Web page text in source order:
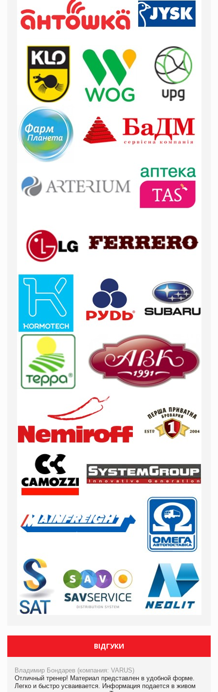
ВІДГУКИ
Владимир Бондарев (компания: VARUS)
Отличный тренер! Материал представлен в удобной форме.
Легко и быстро усваивается. Информация подается в живом